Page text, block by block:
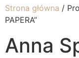
Strona główna /
PAPERA”
Anna